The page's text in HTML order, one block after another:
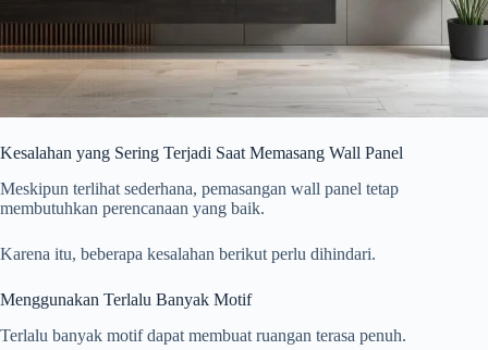
Kesalahan yang Sering Terjadi Saat Memasang Wall Panel
Meskipun terlihat sederhana, pemasangan wall panel tetap
membutuhkan perencanaan yang baik.
Karena itu, beberapa kesalahan berikut perlu dihindari.
Menggunakan Terlalu Banyak Motif
Terlalu banyak motif dapat membuat ruangan terasa penuh.